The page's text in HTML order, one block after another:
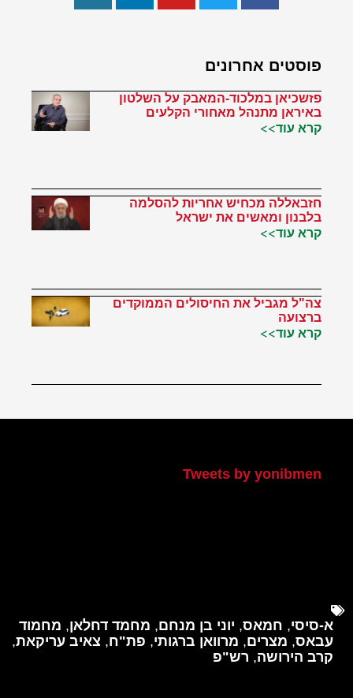
פוסטים אחרונים
פזשכיאן במלכוד-המאבק על השלטון
באיראן מתנהל מאחורי הקלעים
קרא עוד>>
חזבאללה מכחיש אחריות להסלמה
בלבנון ומאשים את ישראל
קרא עוד>>
צה"ל מגביל את החיסולים הממוקדים
ברצועה
קרא עוד>>
Tweets by yonibmen
א-סיסי, חמאס, יוני בן מנחם, מחמד דחלאן, מחמוד
עבאס, מצרים, מרוואן ברגותי, פת"ח, צאיב עריקאת,
קרב הירושה, רש"פ